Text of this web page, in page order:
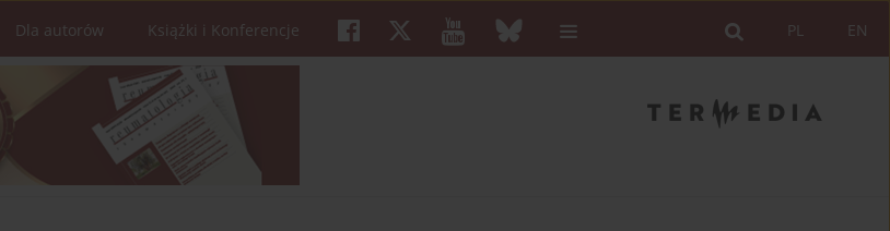
EN
PL
Dla autorów Książki i Konferencje